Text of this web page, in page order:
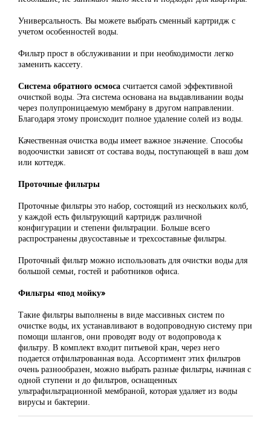
Универсальность. Вы можете выбрать сменный картридж с
учетом особенностей воды.
Фильтр прост в обслуживании и при необходимости легко
заменить кассету.
Система обратного осмоса считается самой эффективной
очисткой воды. Эта система основана на выдавливании воды
через полупроницаемую мембрану в другом направлении.
Благодаря этому происходит полное удаление солей из воды.
Качественная очистка воды имеет важное значение. Способы
водоочистки зависят от состава воды, поступающей в ваш дом
или коттедж.
Проточные фильтры
Проточные фильтры это набор, состоящий из нескольких колб,
у каждой есть фильтрующий картридж различной
конфигурации и степени фильтрации. Больше всего
распространены двусоставные и трехсоставные фильтры.
Проточный фильтр можно использовать для очистки воды для
большой семьи, гостей и работников офиса.
Фильтры «под мойку»
Такие фильтры выполнены в виде массивных систем по
очистке воды, их устанавливают в водопроводную систему при
помощи шлангов, они проводят воду от водопровода к
фильтру. В комплект входит питьевой кран, через него
подается отфильтрованная вода. Ассортимент этих фильтров
очень разнообразен, можно выбрать разные фильтры, начиная с
одной ступени и до фильтров, оснащенных
ультрафильтрационной мембраной, которая удаляет из воды
вирусы и бактерии.